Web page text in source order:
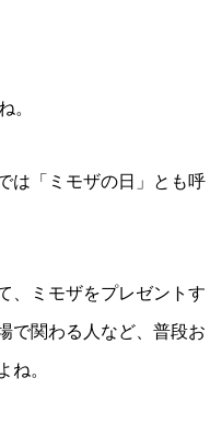
。
は「ミモザの日」とも呼
、ミモザをプレゼントす
で関わる人など、普段お
ね。